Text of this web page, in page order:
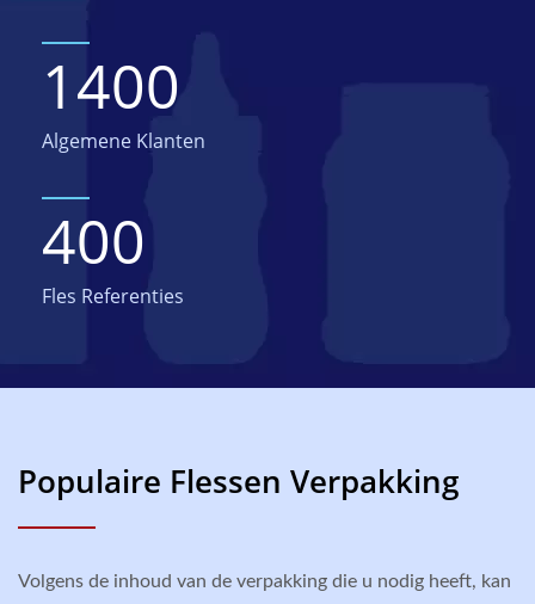
1400
Algemene Klanten
400
Fles Referenties
Populaire Flessen Verpakking
Volgens de inhoud van de verpakking die u nodig heeft, kan